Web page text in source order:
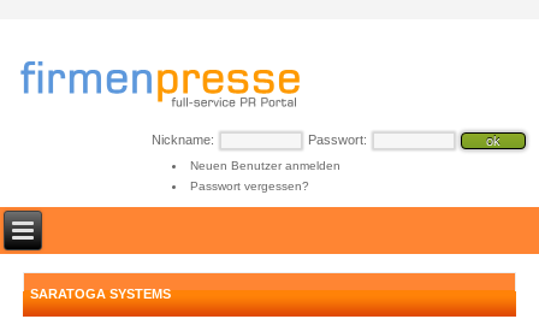
Nickname: Passwort:
Neuen Benutzer anmelden
Passwort vergessen?
SARATOGA SYSTEMS